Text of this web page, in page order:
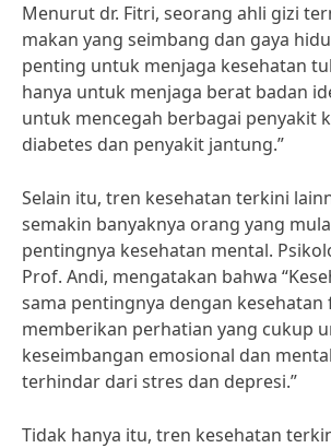
Menurut dr. Fitri, seorang ahli gizi
makan yang seimbang dan gaya
penting untuk menjaga kesehatan
hanya untuk menjaga berat badan
untuk mencegah berbagai penyakit
diabetes dan penyakit jantung.”
Selain itu, tren kesehatan terkini
semakin banyaknya orang yang
pentingnya kesehatan mental.
Prof. Andi, mengatakan bahwa
sama pentingnya dengan kesehatan
memberikan perhatian yang cukup
keseimbangan emosional dan
terhindar dari stres dan depresi.”
Tidak hanya itu, tren kesehatan